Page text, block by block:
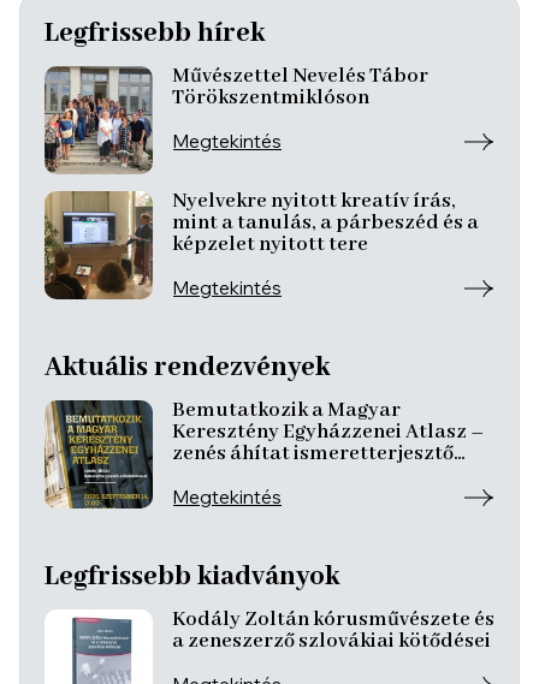
Legfrissebb hírek
Művészettel Nevelés Tábor
Törökszentmiklóson
Megtekintés
Nyelvekre nyitott kreatív írás,
mint a tanulás, a párbeszéd és a
képzelet nyitott tere
Megtekintés
Aktuális rendezvények
Bemutatkozik a Magyar
Keresztény Egyházzenei Atlasz –
zenés áhítat ismeretterjesztő
Megtekintés
Legfrissebb kiadványok
Kodály Zoltán kórusművészete és
a zeneszerző szlovákiai kötődései